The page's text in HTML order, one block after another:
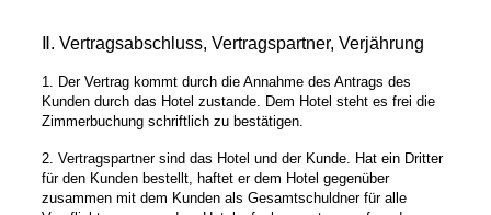
Ⅱ. Vertragsabschluss, Vertragspartner, Verjährung
1. Der Vertrag kommt durch die Annahme des Antrags des
Kunden durch das Hotel zustande. Dem Hotel steht es frei die
Zimmerbuchung schriftlich zu bestätigen.
2. Vertragspartner sind das Hotel und der Kunde. Hat ein Dritter
für den Kunden bestellt, haftet er dem Hotel gegenüber
zusammen mit dem Kunden als Gesamtschuldner für alle